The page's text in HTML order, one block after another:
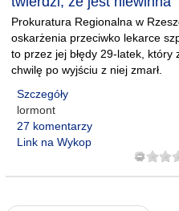
Prokuratura Regionalna w
oskarżenia przeciwko lekarce
to przez jej błędy 29-latek, który
chwilę po wyjściu z niej zmarł.
Szczegóły
lormont
27 komentarzy
Link na Wykop